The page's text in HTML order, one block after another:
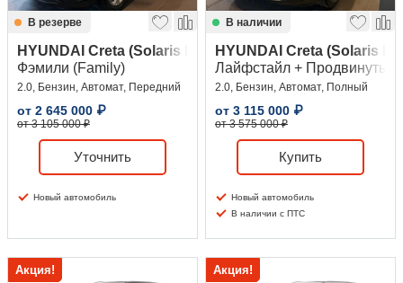
В резерве
HYUNDAI Creta (Solaris HC)
Фэмили (Family)
2.0, Бензин, Автомат, Передний
от 2 645 000 ₽
от 3 105 000 ₽
Уточнить
Новый автомобиль
В наличии
HYUNDAI Creta (Solaris
Лайфстайл + Продвинутый
2.0, Бензин, Автомат, Полный
от 3 115 000 ₽
от 3 575 000 ₽
Купить
Новый автомобиль
В наличии с ПТС
Акция! Акция!